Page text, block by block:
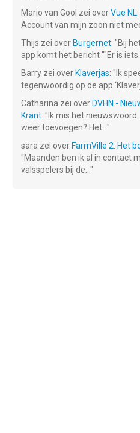
Mario van Gool zei overVue NL
Account van mijn zoon niet
Thijs zei over Burgernet: "Bij
app komt het bericht ""Er is iets...
Barry zei over Klaverjas: " Ik
tegenwoordig op de app
Catharina zei over DVHN -
Krant: " Ik mis het
weer toevoegen? Het... "
sara zei over FarmVille 2: Het
"Maanden ben ik al in contact
valsspelers bij de... "